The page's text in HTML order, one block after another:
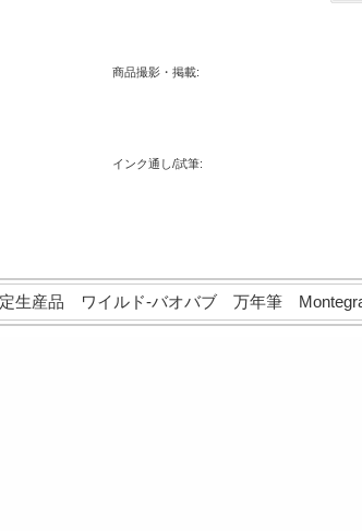
商品撮影・掲載:
インク通し/試筆:
生産品 ワイルド-バオバブ 万年筆